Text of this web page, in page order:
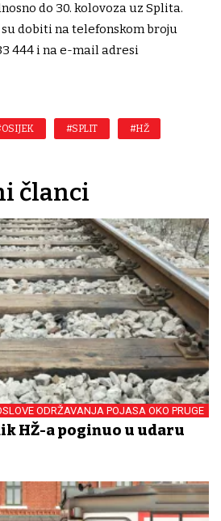
do 30. kolovoza uz Splita.
dobiti na telefonskom broju
444 i na e-mail adresi
#SPLIT #HŽ
članci
ODRŽAVANJA POJASA OKO PRUGE
HŽ-a poginuo u udaru